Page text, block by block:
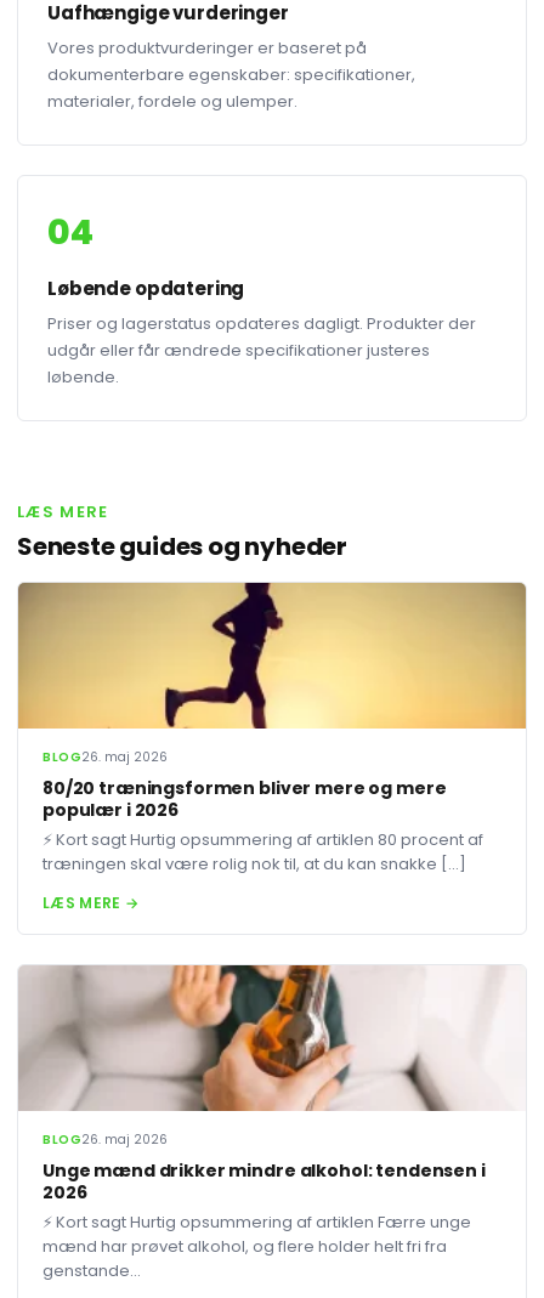
Uafhængige vurderinger
Vores produktvurderinger er baseret på
dokumenterbare egenskaber: specifikationer,
materialer, fordele og ulemper.
04
Løbende opdatering
Priser og lagerstatus opdateres dagligt. Produkter der
udgår eller får ændrede specifikationer justeres
løbende.
LÆS MERE
Seneste guides og nyheder
BLOG26. maj 2026
80/20 træningsformen bliver mere og mere
populær i 2026
⚡ Kort sagt Hurtig opsummering af artiklen 80 procent af
træningen skal være rolig nok til, at du kan snakke […]
LÆS MERE →
BLOG26. maj 2026
Unge mænd drikker mindre alkohol: tendensen i
2026
⚡ Kort sagt Hurtig opsummering af artiklen Færre unge
mænd har prøvet alkohol, og flere holder helt fri fra
genstande...